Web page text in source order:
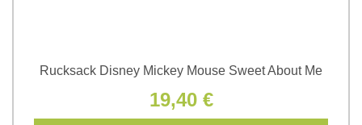
Rucksack Disney Mickey Mouse Sweet About Me
19,40 €